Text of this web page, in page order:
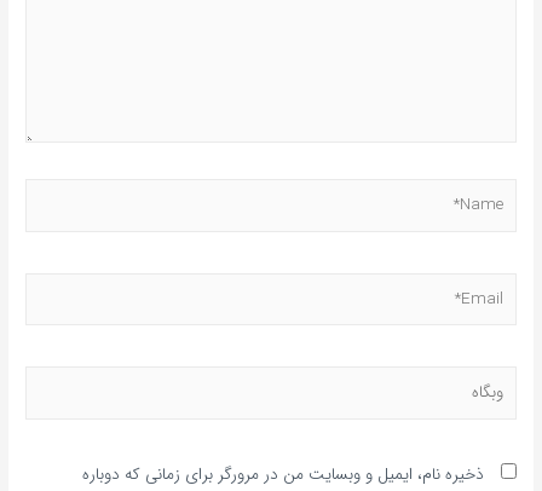
ذخیره نام، ایمیل و وبسایت من در مرورگر برای زمانی که دوباره